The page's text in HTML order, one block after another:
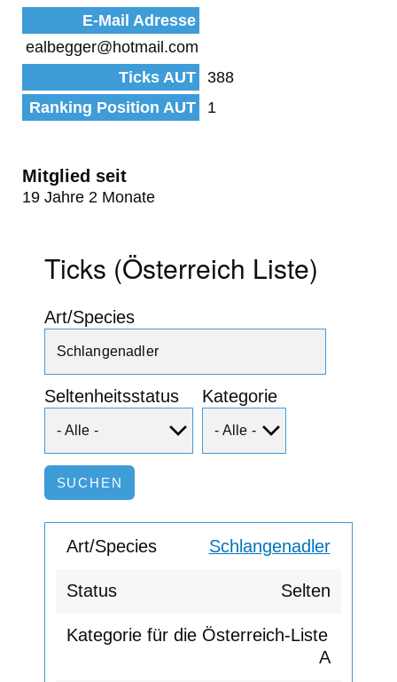
E-Mail Adresse
ealbegger@hotmail.com
Ticks AUT
388
Ranking Position AUT
1
Mitglied seit
19 Jahre 2 Monate
Ticks (Österreich Liste)
Art/Species
Seltenheitsstatus Kategorie
Schlangenadler
Selten
A